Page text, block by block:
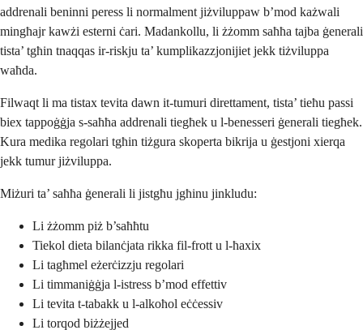
addrenali beninni peress li normalment jiżviluppaw b’mod każwali
mingħajr kawżi esterni ċari. Madankollu, li żżomm saħħa tajba ġenerali
tista’ tgħin tnaqqas ir-riskju ta’ kumplikazzjonijiet jekk tiżviluppa
waħda.
Filwaqt li ma tistax tevita dawn it-tumuri direttament, tista’ tieħu passi
biex tappoġġja s-saħħa addrenali tiegħek u l-benesseri ġenerali tiegħek.
Kura medika regolari tgħin tiżgura skoperta bikrija u ġestjoni xierqa
jekk tumur jiżviluppa.
Miżuri ta’ saħħa ġenerali li jistgħu jgħinu jinkludu:
Li żżomm piż b’saħħtu
Tiekol dieta bilanċjata rikka fil-frott u l-ħaxix
Li tagħmel eżerċizzju regolari
Li timmaniġġja l-istress b’mod effettiv
Li tevita t-tabakk u l-alkoħol eċċessiv
Li torqod biżżejjed